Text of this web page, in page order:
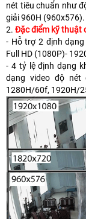
nét tiêu chuẩn như
giải 960H (960x576).
2. Đặc điểm kỹ thuật
- Hỗ trợ 2 định dạng
Full HD (1080P)-
- 4 tỷ lệ định dạng
dạng video độ nét
1280H/60f, 1920H/